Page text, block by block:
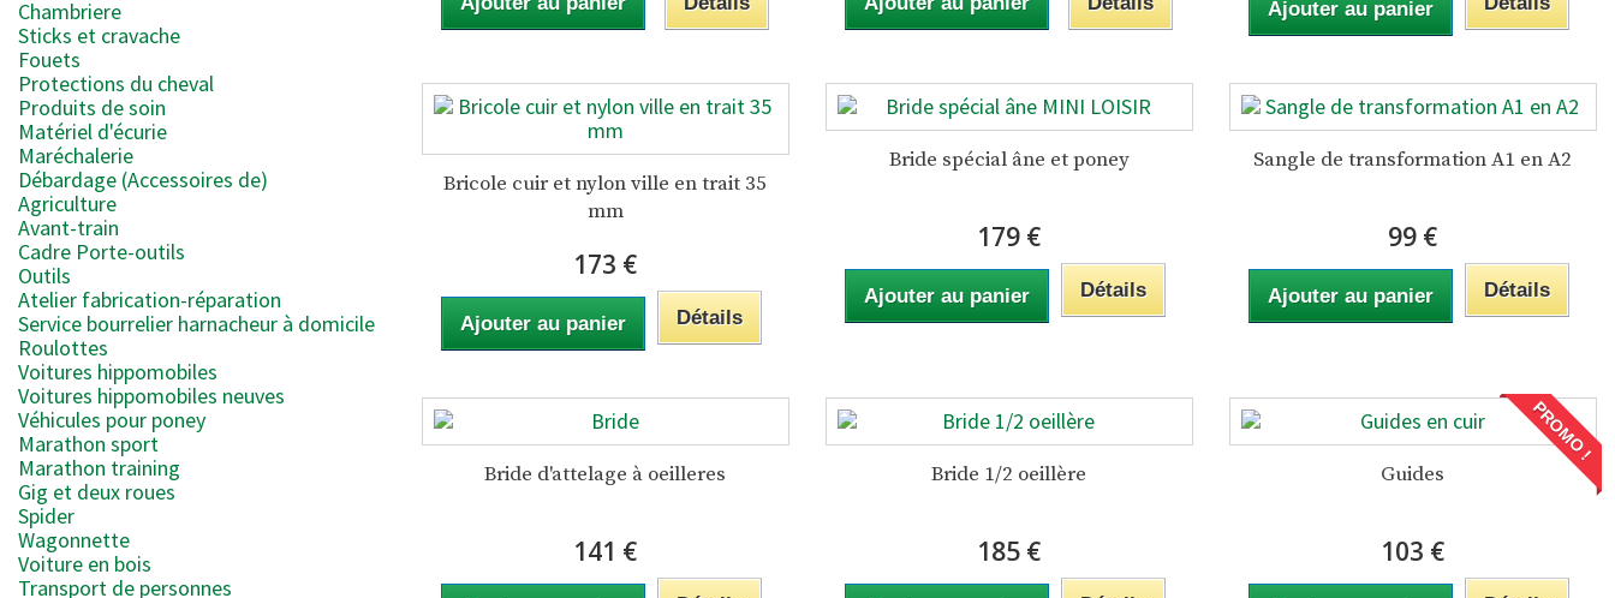
Chambriere
Sticks et cravache
Fouets
Protections du cheval
Produits de soin
Matériel d'écurie
Maréchalerie
Débardage (Accessoires de)
Agriculture
Avant-train
Cadre Porte-outils
Outils
Atelier fabrication-réparation
Service bourrelier harnacheur à domicile
Roulottes
Voitures hippomobiles
Voitures hippomobiles neuves
Véhicules pour poney
Marathon sport
Marathon training
Gig et deux roues
Spider
Wagonnette
Voiture en bois
Transport de personnes
Ajouter au panier
Bricole cuir et nylon ville en trait 35
mm
173 €
Ajouter au panier Détails
Bride spécial âne et poney
179 €
Ajouter au panier Détails
Sangle de transformation A1 en A2
99 €
Ajouter au panier Détails
Bride d'attelage à oeilleres
141 €
Bride 1/2 oeillère
185 €
PROMO !
Guides
103 €